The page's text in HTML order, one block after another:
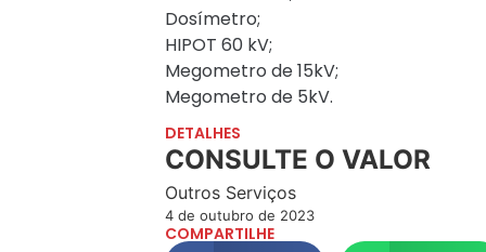
Dosímetro;
HIPOT 60 kV;
Megometro de 15kV;
Megometro de 5kV.
DETALHES
CONSULTE O VALOR
Outros Serviços
4 de outubro de 2023
COMPARTILHE